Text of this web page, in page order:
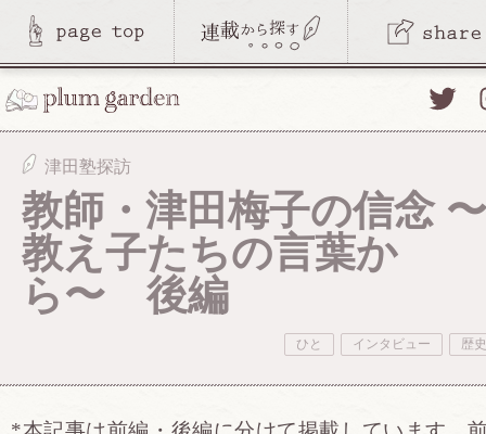
Twitter
津田塾探訪
教師・津田梅子の信念 〜
教え子たちの言葉か
ら〜 後編
ひと インタビュー 歴史